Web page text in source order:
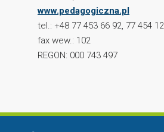
www.pedagogiczna.pl
tel.: +48 77 453 66 92, 77 454
fax wew.: 102
REGON: 000 743 497